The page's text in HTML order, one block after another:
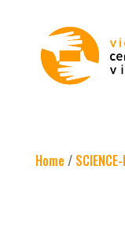
Home /